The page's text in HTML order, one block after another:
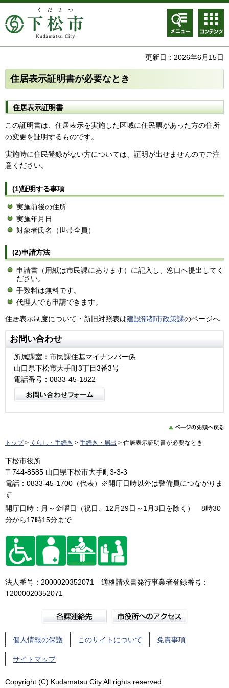
メニュ
ー
コンテ
ンツメ
ニュー
更新日：2026年6月15日
住居表示証明書が必要なとき
住居表示証明書
この証明書は、住居表示を実施した区域に住民票があった方の住所
の変更を証明するものです。
実施時に住民登録がない方については、証明が出せませんのでご注
意ください。
(1)証明する事項
実施前後の住所
実施年月日
対象者氏名（世帯全員）
(2)申請方法
申請書（用紙は市民課にあります）に記入し、窓口へ提出してく
ださい。
手数料は無料です。
代理人でも申請できます。
住居表示制度について・新旧対照表は建設部都市政策課のページへ
お問い合わせ
所属課室：市民課住基マイナンバー係
山口県下松市大手町3丁目3番3号
電話番号：0833-45-1822
トップ> くらし・手続き > 手続き・届出 > 住居表示証明書が必要なとき
下松市役所
〒744-8585 山口県下松市大手町3-3-3
電話：0833-45-1700（代表）※開庁日時以外は警備員につながりま
す
開庁日時：月～金曜日（祝日、12月29日～1月3日を除く） 8時30
分から17時15分まで
法人番号：2000020352071 適格請求書発行事業者登録番号：
T2000020352071
個人情報の保護 このサイトについて 免責事項
サイトマップ
Copyright (C) Kudamatsu City All rights reserved.